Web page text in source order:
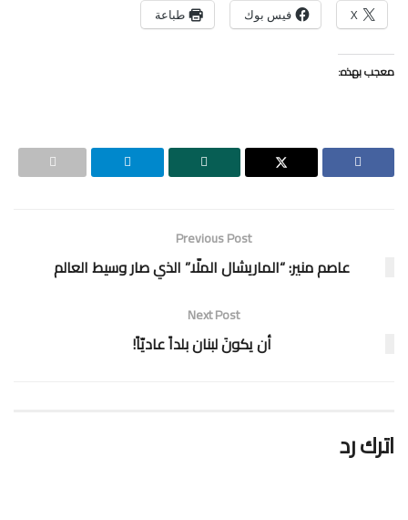
X فيس بوك طباعة
معجب بهذه:
Previous Post
عاصم منير: “الماريشال الملّا” الذي صار وسيط العالم
Next Post
أن يكونَ لبنان بلداً عاديّاً!
اترك رد